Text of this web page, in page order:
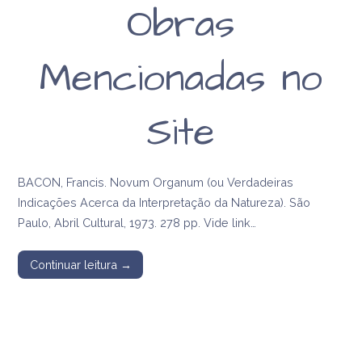
Obras
Mencionadas no
Site
BACON, Francis. Novum Organum (ou Verdadeiras
Indicações Acerca da Interpretação da Natureza). São
Paulo, Abril Cultural, 1973. 278 pp. Vide link…
Continuar leitura →